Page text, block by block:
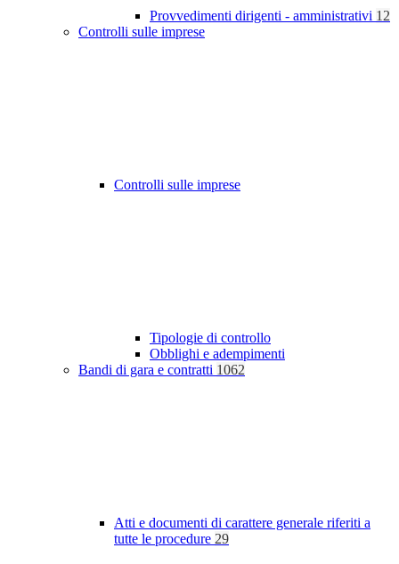
Provvedimenti dirigenti - amministrativi 12
Controlli sulle imprese
Controlli sulle imprese
Tipologie di controllo
Obblighi e adempimenti
Bandi di gara e contratti 1062
Atti e documenti di carattere generale riferiti a
tutte le procedure 29